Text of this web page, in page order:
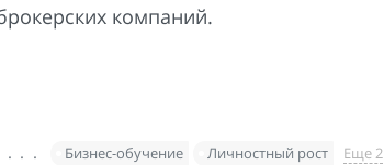
компаний.
Бизнес-обучение Личностный рост Еще 2